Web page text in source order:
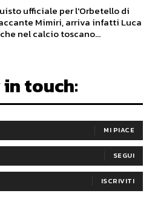
ufficiale per l'Orbetello di
Mimiri, arriva infatti Luca
nel calcio toscano...
touch:
MI PIACE
SEGUI
ISCRIVITI